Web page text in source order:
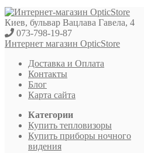
Киев, бульвар Вацлава Гавела, 4
073-798-19-87
Интернет магазин OpticStore
Доставка и Оплата
Контакты
Блог
Карта сайта
Категории
Купить тепловизоры
Купить приборы ночного
видения